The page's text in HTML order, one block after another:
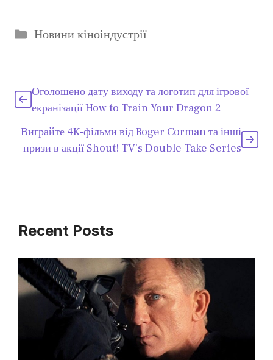
Категорії
Новини кіноіндустрії
Оголошено дату виходу та логотип для ігрової
екранізації How to Train Your Dragon 2
Виграйте 4K-фільми від Roger Corman та інші
призи в акції Shout! TV’s Double Take Series
Recent Posts